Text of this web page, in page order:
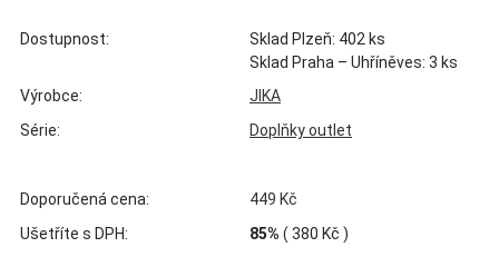
Dostupnost:
Sklad Plzeň: 402 ks
Sklad Praha – Uhříněves: 3 ks
Výrobce:
JIKA
Série:
Doplňky outlet
Doporučená cena:
449 Kč
Ušetříte s DPH:
85% ( 380 Kč )